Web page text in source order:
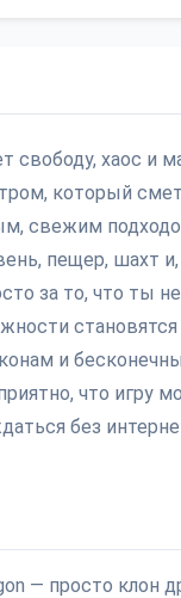
свободу, хаос и
который
свежим
пещер, шахт
за то, что ты
и
что игру
без
— просто клон